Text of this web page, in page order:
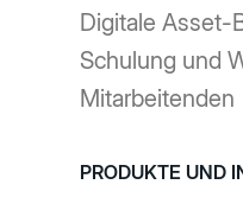
Digitale Asset-
Schulung und
Mitarbeitenden
PRODUKTE UND